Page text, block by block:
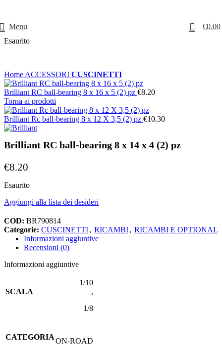
Menu 0 €0.00
Esaurito
Home ACCESSORI CUSCINETTI
Brilliant RC ball-bearing 8 x 16 x 5 (2) pz €8.20
Torna ai prodotti
Brilliant Rc ball-bearing 8 x 12 X 3,5 (2) pz €10.30
Brilliant RC ball-bearing 8 x 14 x 4 (2) pz
€8.20
Esaurito
Aggiungi alla lista dei desideri
COD: BR790814
Categorie: CUSCINETTI, RICAMBI, RICAMBI E OPTIONAL
Informazioni aggiuntive
Recensioni (0)
Informazioni aggiuntive
SCALA
1/10
,
1/8
CATEGORIAON-ROAD